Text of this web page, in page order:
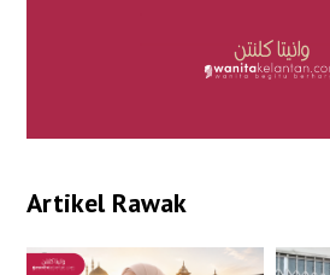
Artikel Rawak